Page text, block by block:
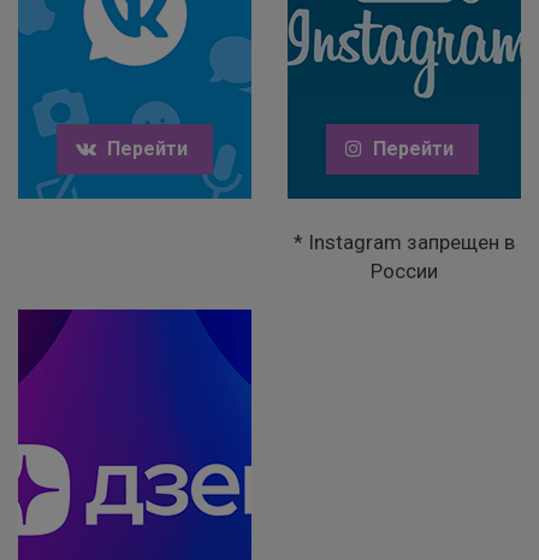
Перейти Перейти
* Instagram запрещен в
России